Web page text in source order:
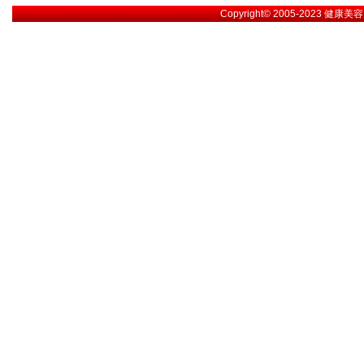
Copyright© 2005-2023健康美